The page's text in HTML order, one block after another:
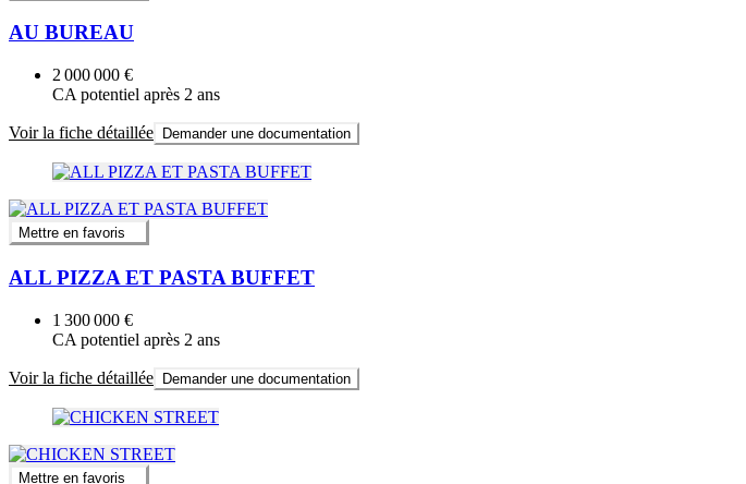
AU BUREAU
2 000 000 €
CA potentiel après 2 ans
Voir la fiche détaillée Demander une documentation
Mettre en favoris
ALL PIZZA ET PASTA BUFFET
1 300 000 €
CA potentiel après 2 ans
Voir la fiche détaillée Demander une documentation
Mettre en favoris